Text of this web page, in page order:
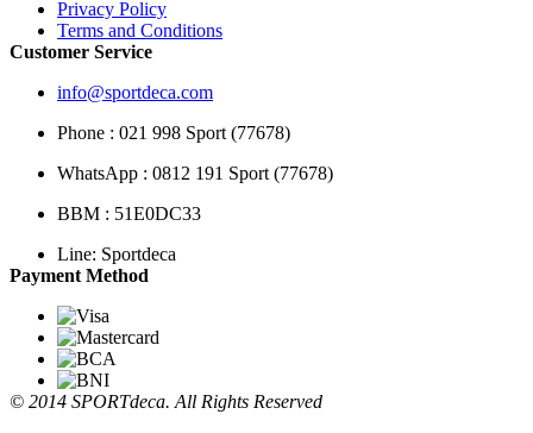
Privacy Policy
Terms and Conditions
Customer Service
info@sportdeca.com
Phone : 021 998 Sport (77678)
WhatsApp : 0812 191 Sport (77678)
BBM : 51E0DC33
Line: Sportdeca
Payment Method
© 2014 SPORTdeca. All Rights Reserved